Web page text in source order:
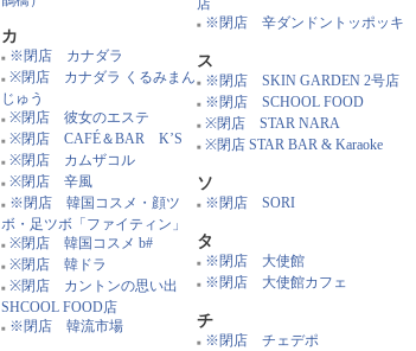
エ
■ ※閉店 Elishacoy
オ
※閉店 おざくきょ（旧 烏
鵲橋）
カ
■ ※閉店 カナダラ
■
※閉店 カナダラ くるみまん
じゅう
■ ※閉店 彼女のエステ
■ ※閉店 CAFÉ＆BAR K’S
■ ※閉店 カムザコル
■ ※閉店 辛風
■ ※閉店 韓国コスメ・顔ツ
ボ・足ツボ「ファイティン」
シ
※閉店 じょあじょあ
※閉店 新宿ポジャンマチャ 2号
※閉店 辛ダンドントッポッキ
■ ※閉店 SKIN GARDEN 2号店
※閉店 SCHOOL FOOD
※閉店 STAR NARA
※閉店 STAR BAR & Karaoke
ソ
■ ※閉店 SORI